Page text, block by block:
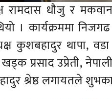
रामदास धौजु र
। कार्यक्रममा
कुशबहादुर थापा,
प्रसाद उप्रेती,
श्रेष्ठ लगायतले